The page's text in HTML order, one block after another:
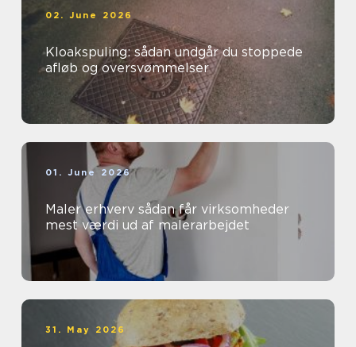
02. June 2026
Kloakspuling: sådan undgår du stoppede
afløb og oversvømmelser
01. June 2026
Maler erhverv sådan får virksomheder
mest værdi ud af malerarbejdet
31. May 2026